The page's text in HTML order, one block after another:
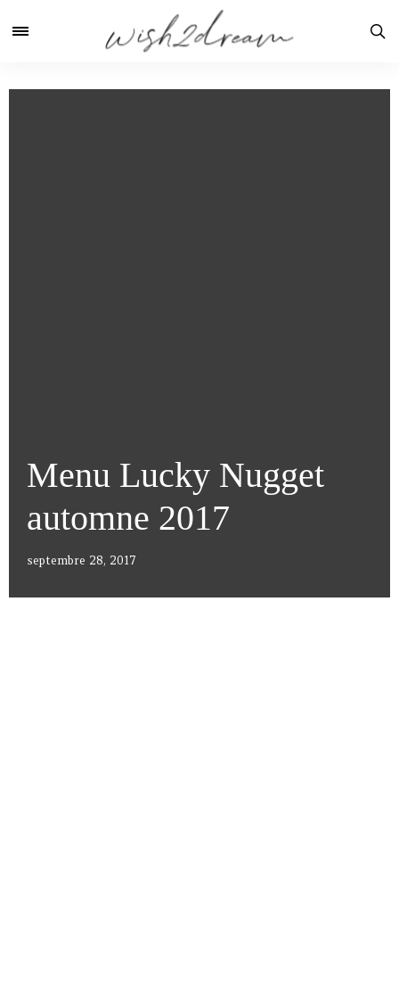
Menu Lucky Nugget
automne 2017
septembre 28, 2017